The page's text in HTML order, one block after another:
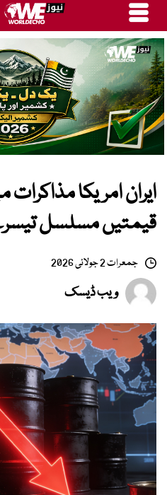
ایران امریکا
قیمتیں مسلسل
جمعرات 2 جولائی 2026
ویب ڈیسک